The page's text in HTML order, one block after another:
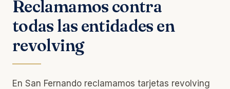
Reclamamos contra
todas las entidades en
revolving
En San Fernando reclamamos tarjetas revolving